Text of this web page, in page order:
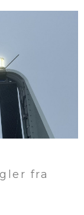
fra